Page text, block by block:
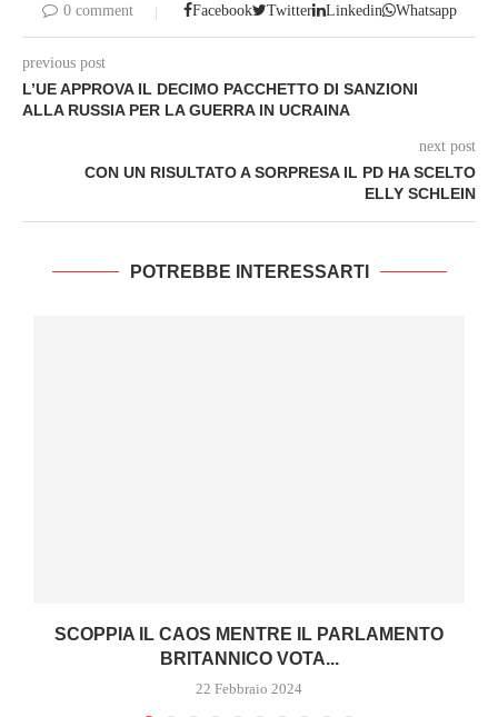
0 comment Facebook Twitter Linkedin Whatsapp
previous post
L’UE APPROVA IL DECIMO PACCHETTO DI SANZIONI
ALLA RUSSIA PER LA GUERRA IN UCRAINA
next post
CON UN RISULTATO A SORPRESA IL PD HA SCELTO
ELLY SCHLEIN
POTREBBE INTERESSARTI
SCOPPIA IL CAOS MENTRE IL PARLAMENTO
BRITANNICO VOTA...
22 Febbraio 2024